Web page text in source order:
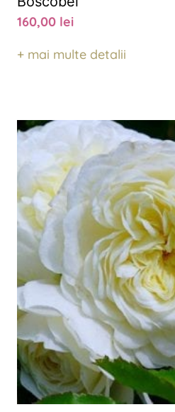
160,00 lei
+ mai multe detalii